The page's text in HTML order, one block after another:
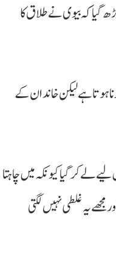
کہ بیوی نے طلاق کا
ہوتا ہے لیکن خاندان کے
لے کر گیا کیونکہ میں چاہتا
یہ غلطی نہیں لگتی